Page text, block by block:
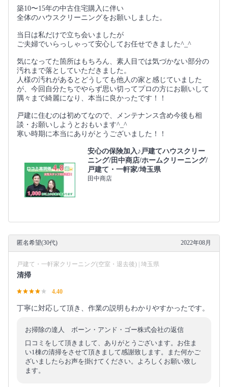
築10〜15年の中古住宅購入に伴い
全体のハウスクリーニングをお願いしました。
当日は私だけで立ち会いましたが
ご夫婦でいらっしゃって安心してお任せできました^_^
気になってた箇所はもちろん、素人目では気づかない部分の
汚れまで落としていただきました。
人様の汚れがあるとどうしても他人の家と感じていました
が、今回自分たちでやらず思い切ってプロの方にお願いして
隅々まで綺麗になり、本当に良かったです！！
戸建に住むのは初めてなので、メンテナンス含め今後も相
談・お願いしようとおもいます^_^
寒い時期に本当にありがとうございました！！
安心の保険加入♪戸建てハウスクリー
ニング/田中商店/ホームクリーニング/
戸建て・一軒家/埼玉県
田中商店
匿名希望(30代) 2022年08月
戸建て・一軒家クリーニング(空室・退去後) | 埼玉県
清掃
4.40
丁寧に対応して頂き、作業の説明もわかりやすかったです。
お掃除の達人 ボーン・アンド・ゴー株式会社の返信
口コミをして頂きまして、ありがとうございます。お住ま
い1棟の清掃をさせて頂きまして感謝致します。また何かご
ざいましたらお声を掛けてください。よろしくお願い致し
ます。